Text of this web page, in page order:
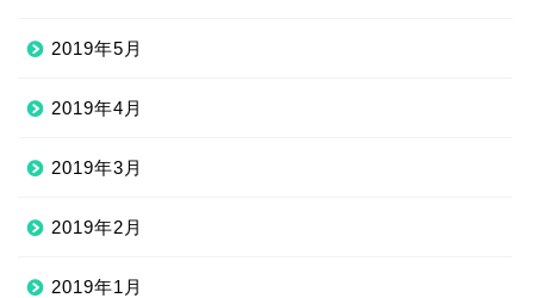
2019年5月
2019年4月
2019年3月
2019年2月
2019年1月